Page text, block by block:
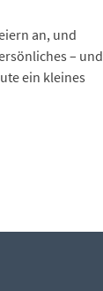
an, und
– und
ein kleines